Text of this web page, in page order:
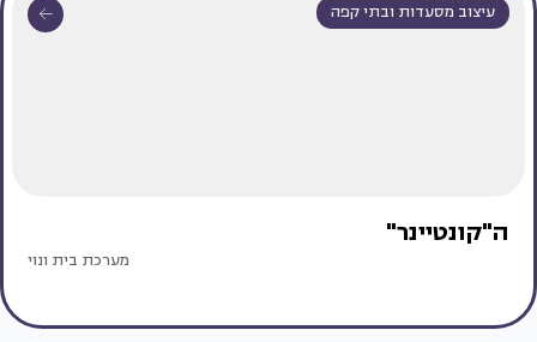
עיצוב מסעדות ובתי קפה
ה"קונטיינר"
מערכת בית ונוי